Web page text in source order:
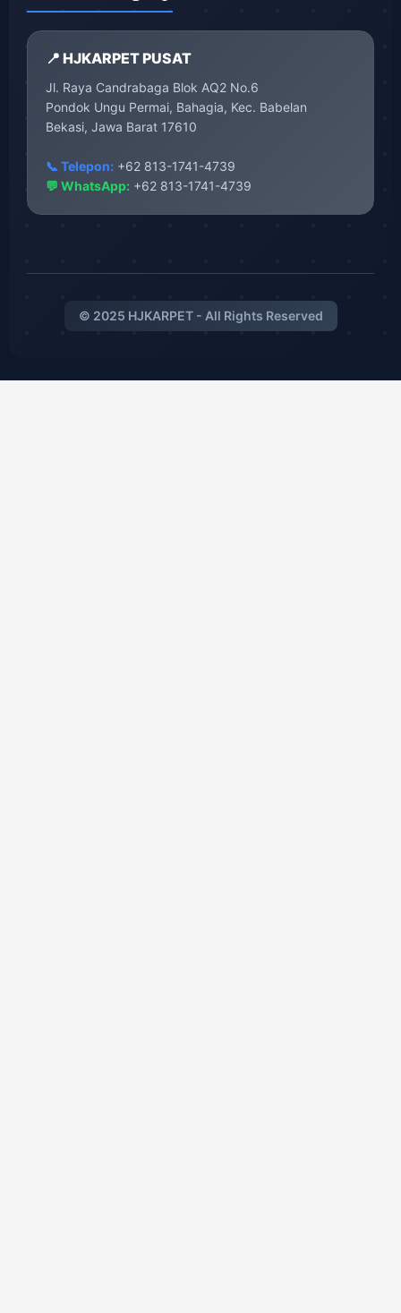
📍 HJKARPET PUSAT
Jl. Raya Candrabaga Blok AQ2 No.6
Pondok Ungu Permai, Bahagia, Kec. Babelan
Bekasi, Jawa Barat 17610
📞 Telepon: +62 813-1741-4739
💬 WhatsApp: +62 813-1741-4739
© 2025 HJKARPET - All Rights Reserved